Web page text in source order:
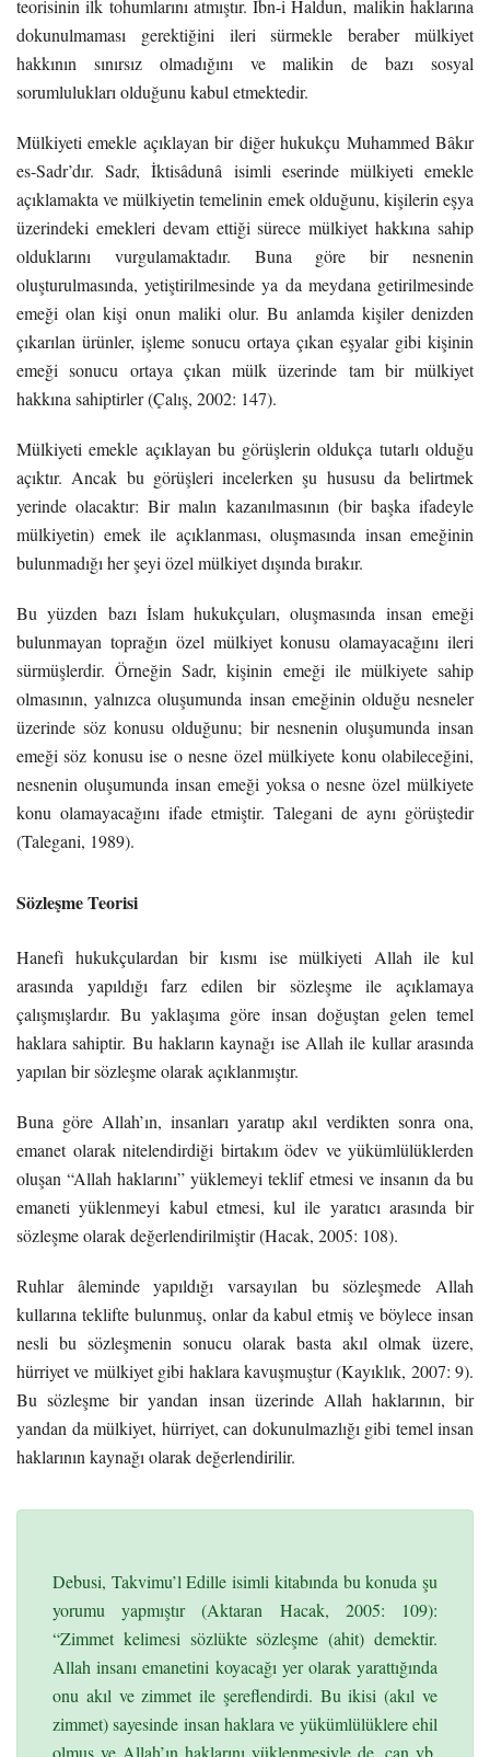
teorisinin ilk tohumlarını atmıştır. İbn-i Haldun, malikin haklarına
dokunulmaması gerektiğini ileri sürmekle beraber mülkiyet
hakkının sınırsız olmadığını ve malikin de bazı sosyal
sorumlulukları olduğunu kabul etmektedir.
Mülkiyeti emekle açıklayan bir diğer hukukçu Muhammed Bâkır
es-Sadr’dır. Sadr, İktisâdunâ isimli eserinde mülkiyeti emekle
açıklamakta ve mülkiyetin temelinin emek olduğunu, kişilerin eşya
üzerindeki emekleri devam ettiği sürece mülkiyet hakkına sahip
olduklarını vurgulamaktadır. Buna göre bir nesnenin
oluşturulmasında, yetiştirilmesinde ya da meydana getirilmesinde
emeği olan kişi onun maliki olur. Bu anlamda kişiler denizden
çıkarılan ürünler, işleme sonucu ortaya çıkan eşyalar gibi kişinin
emeği sonucu ortaya çıkan mülk üzerinde tam bir mülkiyet
hakkına sahiptirler (Çalış, 2002: 147).
Mülkiyeti emekle açıklayan bu görüşlerin oldukça tutarlı olduğu
açıktır. Ancak bu görüşleri incelerken şu hususu da belirtmek
yerinde olacaktır: Bir malın kazanılmasının (bir başka ifadeyle
mülkiyetin) emek ile açıklanması, oluşmasında insan emeğinin
bulunmadığı her şeyi özel mülkiyet dışında bırakır.
Bu yüzden bazı İslam hukukçuları, oluşmasında insan emeği
bulunmayan toprağın özel mülkiyet konusu olamayacağını ileri
sürmüşlerdir. Örneğin Sadr, kişinin emeği ile mülkiyete sahip
olmasının, yalnızca oluşumunda insan emeğinin olduğu nesneler
üzerinde söz konusu olduğunu; bir nesnenin oluşumunda insan
emeği söz konusu ise o nesne özel mülkiyete konu olabileceğini,
nesnenin oluşumunda insan emeği yoksa o nesne özel mülkiyete
konu olamayacağını ifade etmiştir. Talegani de aynı görüştedir
(Talegani, 1989).
Sözleşme Teorisi
Hanefi hukukçulardan bir kısmı ise mülkiyeti Allah ile kul
arasında yapıldığı farz edilen bir sözleşme ile açıklamaya
çalışmışlardır. Bu yaklaşıma göre insan doğuştan gelen temel
haklara sahiptir. Bu hakların kaynağı ise Allah ile kullar arasında
yapılan bir sözleşme olarak açıklanmıştır.
Buna göre Allah’ın, insanları yaratıp akıl verdikten sonra ona,
emanet olarak nitelendirdiği birtakım ödev ve yükümlülüklerden
oluşan “Allah haklarını” yüklemeyi teklif etmesi ve insanın da bu
emaneti yüklenmeyi kabul etmesi, kul ile yaratıcı arasında bir
sözleşme olarak değerlendirilmiştir (Hacak, 2005: 108).
Ruhlar âleminde yapıldığı varsayılan bu sözleşmede Allah
kullarına teklifte bulunmuş, onlar da kabul etmiş ve böylece insan
nesli bu sözleşmenin sonucu olarak basta akıl olmak üzere,
hürriyet ve mülkiyet gibi haklara kavuşmuştur (Kayıklık, 2007: 9).
Bu sözleşme bir yandan insan üzerinde Allah haklarının, bir
yandan da mülkiyet, hürriyet, can dokunulmazlığı gibi temel insan
haklarının kaynağı olarak değerlendirilir.
Debusi, Takvimu’l Edille isimli kitabında bu konuda şu
yorumu yapmıştır (Aktaran Hacak, 2005: 109):
“Zimmet kelimesi sözlükte sözleşme (ahit) demektir.
Allah insanı emanetini koyacağı yer olarak yarattığında
onu akıl ve zimmet ile şereflendirdi. Bu ikisi (akıl ve
zimmet) sayesinde insan haklara ve yükümlülüklere ehil
olmuş ve Allah’ın haklarını yüklenmesiyle de, can vb.